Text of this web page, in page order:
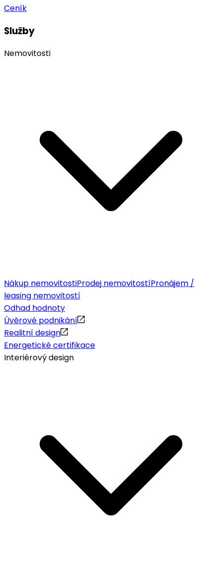
Ceník
Služby
Nemovitosti
Nákup nemovitostiProdej nemovitostíPronájem /
leasing nemovitostí
Odhad hodnoty
Úvěrové podnikání
Realitní design
Energetické certifikace
Interiérový design